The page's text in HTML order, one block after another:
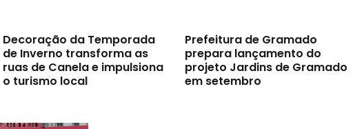
Decoração da Temporada
de Inverno transforma as
ruas de Canela e impulsiona
o turismo local
Prefeitura de Gramado
prepara lançamento do
projeto Jardins de Gramado
em setembro